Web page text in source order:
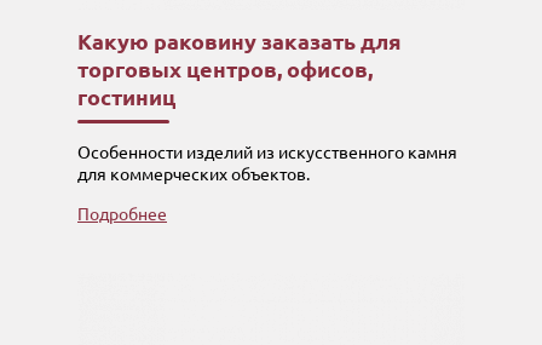
Какую раковину заказать для
торговых центров, офисов,
гостиниц
Особенности изделий из искусственного камня
для коммерческих объектов.
Подробнее